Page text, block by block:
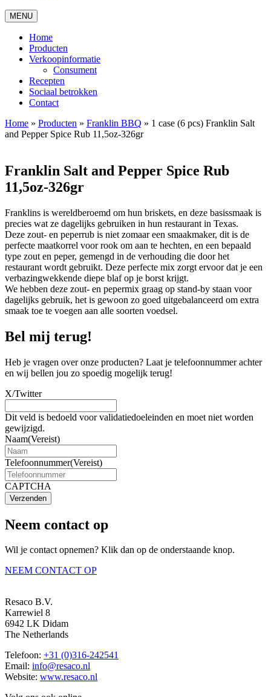
MENU
Home
Producten
Verkoopinformatie
Consument
Recepten
Sociaal betrokken
Contact
Home » Producten » Franklin BBQ » 1 case (6 pcs) Franklin Salt
and Pepper Spice Rub 11,5oz-326gr
Franklin Salt and Pepper Spice Rub
11,5oz-326gr
Franklins is wereldberoemd om hun briskets, en deze basissmaak is
precies wat ze dagelijks gebruiken in hun restaurant in Texas.
Deze zout- en peperrub is niet zomaar een smaakmaker, dit is de
perfecte maatkorrel voor rook om aan te hechten, en een bepaald
type zout en peper, gemengd in de verhouding die door het
restaurant wordt gebruikt. Deze perfecte mix zorgt ervoor dat je een
verbazingwekkende diepe blaf op je borst krijgt.
We hebben deze zout- en pepermix graag op stand-by staan voor
dagelijks gebruik, het is gewoon zo goed uitgebalanceerd om extra
smaak toe te voegen aan alle soorten voedsel.
Bel mij terug!
Heb je vragen over onze producten? Laat je telefoonnummer achter
en wij bellen jou zo spoedig mogelijk terug!
X/Twitter
Dit veld is bedoeld voor validatiedoeleinden en moet niet worden
gewijzigd.
Naam(Vereist)
Telefoonnummer(Vereist)
CAPTCHA
Verzenden
Neem contact op
Wil je contact opnemen? Klik dan op de onderstaande knop.
NEEM CONTACT OP
Resaco B.V.
Karrewiel 8
6942 LK Didam
The Netherlands
Telefoon: +31 (0)316-242541
Email: info@resaco.nl
Website: www.resaco.nl